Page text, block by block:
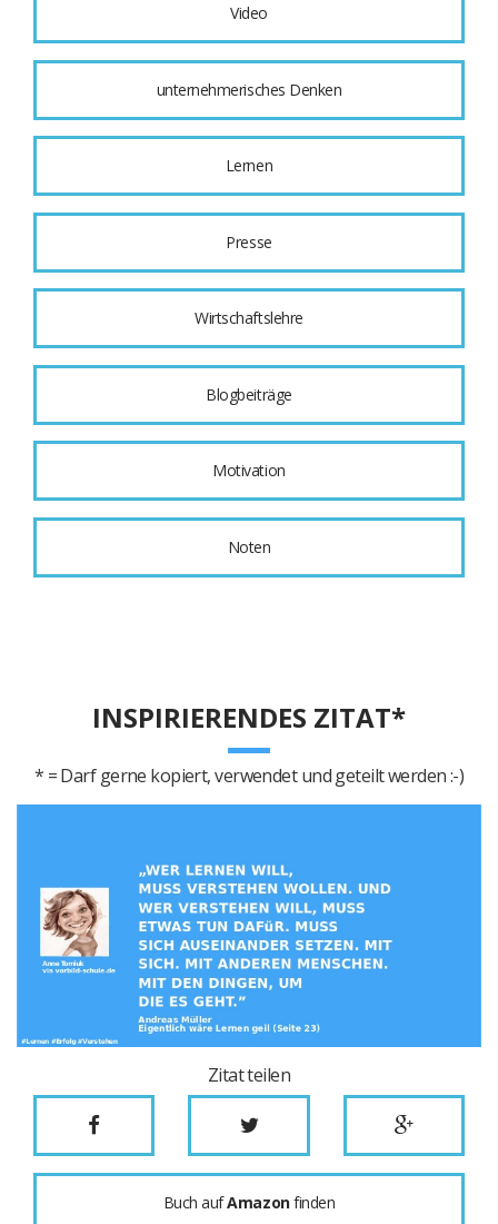
Video
unternehmerisches Denken
Lernen
Presse
Wirtschaftslehre
Blogbeiträge
Motivation
Noten
INSPIRIERENDES ZITAT*
* = Darf gerne kopiert, verwendet und geteilt werden :-)
Zitat teilen
Buch aufAmazonfinden